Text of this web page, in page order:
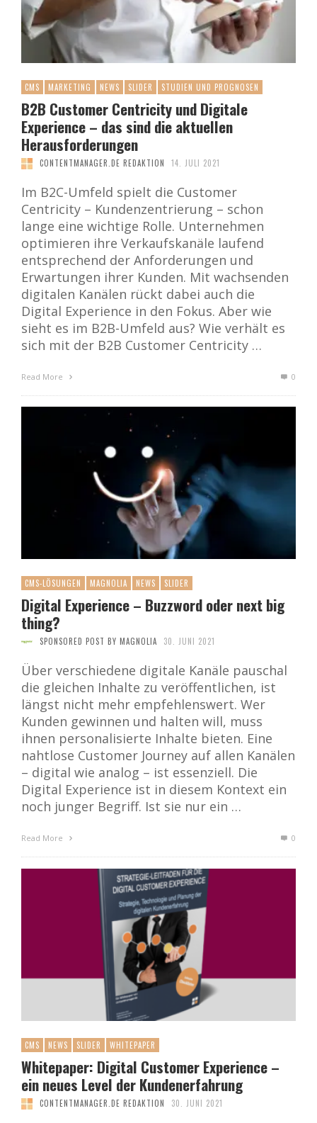
CMS MARKETING NEWS SLIDER STUDIEN UND PROGNOSEN
B2B Customer Centricity und Digitale
Experience – das sind die aktuellen
Herausforderungen
CONTENTMANAGER.DE REDAKTION 14. JULI 2021
Im B2C-Umfeld spielt die Customer
Centricity – Kundenzentrierung – schon
lange eine wichtige Rolle. Unternehmen
optimieren ihre Verkaufskanäle laufend
entsprechend der Anforderungen und
Erwartungen ihrer Kunden. Mit wachsenden
digitalen Kanälen rückt dabei auch die
Digital Experience in den Fokus. Aber wie
sieht es im B2B-Umfeld aus? Wie verhält es
sich mit der B2B Customer Centricity …
Read More 0
CMS-LÖSUNGEN MAGNOLIA NEWS SLIDER
Digital Experience – Buzzword oder next big
thing?
SPONSORED POST BY MAGNOLIA 30. JUNI 2021
Über verschiedene digitale Kanäle pauschal
die gleichen Inhalte zu veröffentlichen, ist
längst nicht mehr empfehlenswert. Wer
Kunden gewinnen und halten will, muss
ihnen personalisierte Inhalte bieten. Eine
nahtlose Customer Journey auf allen Kanälen
– digital wie analog – ist essenziell. Die
Digital Experience ist in diesem Kontext ein
noch junger Begriff. Ist sie nur ein …
Read More 0
CMS NEWS SLIDER WHITEPAPER
Whitepaper: Digital Customer Experience –
ein neues Level der Kundenerfahrung
CONTENTMANAGER.DE REDAKTION 30. JUNI 2021